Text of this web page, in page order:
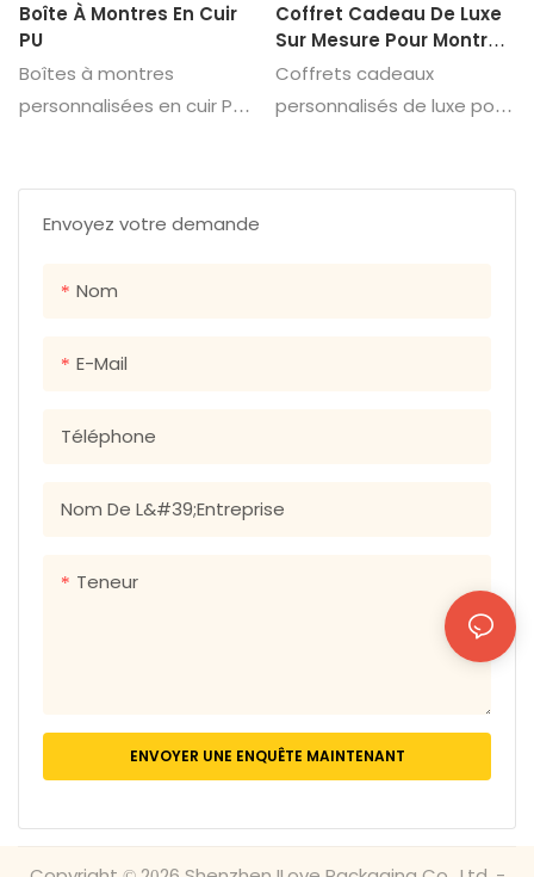
Envoyez votre demande
Nom
E-Mail
Téléphone
Nom De L&#39;entreprise
Teneur
ENVOYER UNE ENQUÊTE MAINTENANT
rangement pour montres
pour hommes.
montres.
Boîte À Montres En Cuir
PU
Boîtes à montres
personnalisées en cuir PU
montres en cuir PU,
fabriquées en Chine.
Coffret Cadeau De Luxe
Sur Mesure Pour Montre,
Fabriqué En Chine Avec
Boîtier Noir Personnalisé.
Coffrets cadeaux
personnalisés de luxe pour